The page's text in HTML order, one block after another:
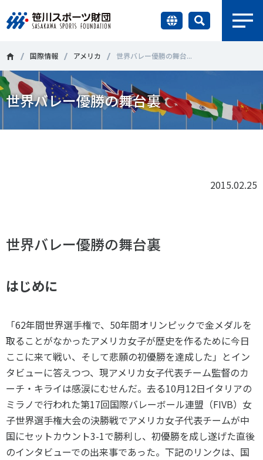
財団情報
研究員紹介
ニュース
メールマガジン
「SSFニュース」
会員登録
アクセス
＃誰が子どものスポーツをささえるのか ＃部活動
＃アクティブなまちづくり ＃日本人の身体活動と健康寿命
調査・研究
スポーツ白書
子どものスポーツ
障害者スポーツ
スポーツによるまちづくり
スポーツ・ガバナンス
スポーツボランティア
スポーツ政策・予算
健康とスポーツ
国際情報 アメリカ 世界バレー優勝の舞台...
世界バレー優勝の舞台裏
2015.02.25
世界バレー優勝の舞台裏
はじめに
「62年間世界選手権で、50年間オリンピックで金メダルを
取ることがなかったアメリカ女子が歴史を作るために今日
ここに来て戦い、そして悲願の初優勝を達成した」とイン
タビューに答えつつ、現アメリカ女子代表チーム監督のカ
ーチ・キライは感涙にむせんだ。去る10月12日イタリアの
ミラノで行われた第17回国際バレーボール連盟（FIVB）女
子世界選手権大会の決勝戦でアメリカ女子代表チームが中
国にセットカウント3-1で勝利し、初優勝を成し遂げた直後
のインタビューでの出来事であった。下記のリンクは、国